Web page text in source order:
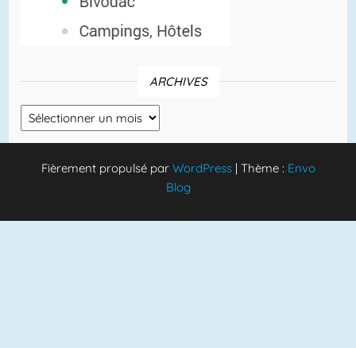
ARCHIVES
Archives
Fièrement propulsé par WordPress | Thème : Envo
Blog